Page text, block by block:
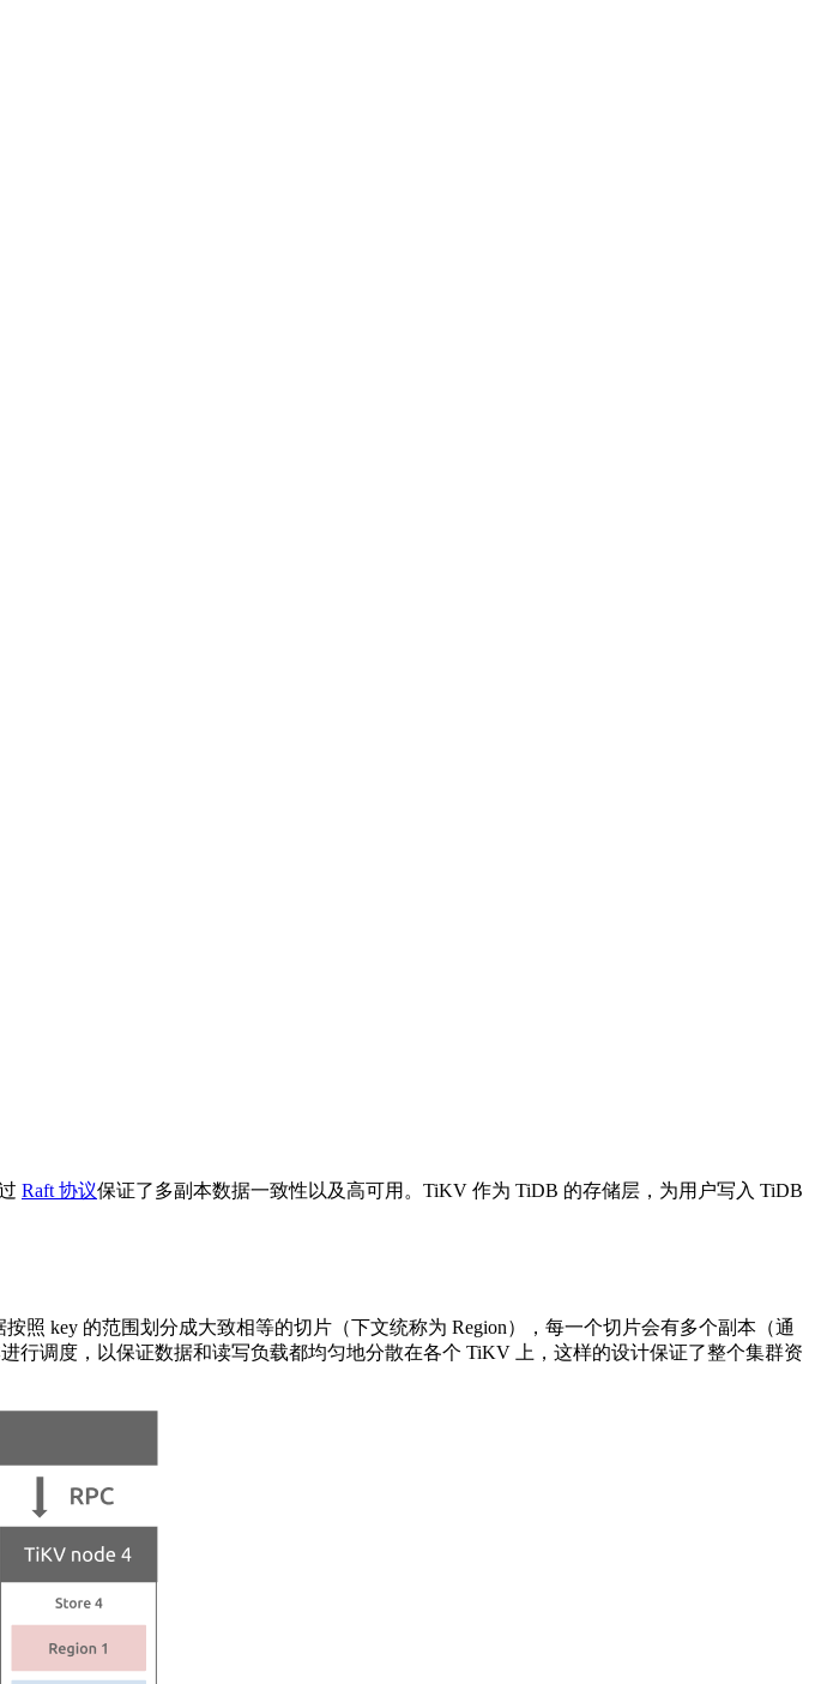
Raft 协议保证了多副本数据一致性以及高可用。TiKV 作为 TiDB 的存储层，为用户写入 TiDB
照 key 的范围划分成大致相等的切片（下文统称为 Region），每一个切片会有多个副本（通
行调度，以保证数据和读写负载都均匀地分散在各个 TiKV 上，这样的设计保证了整个集群资